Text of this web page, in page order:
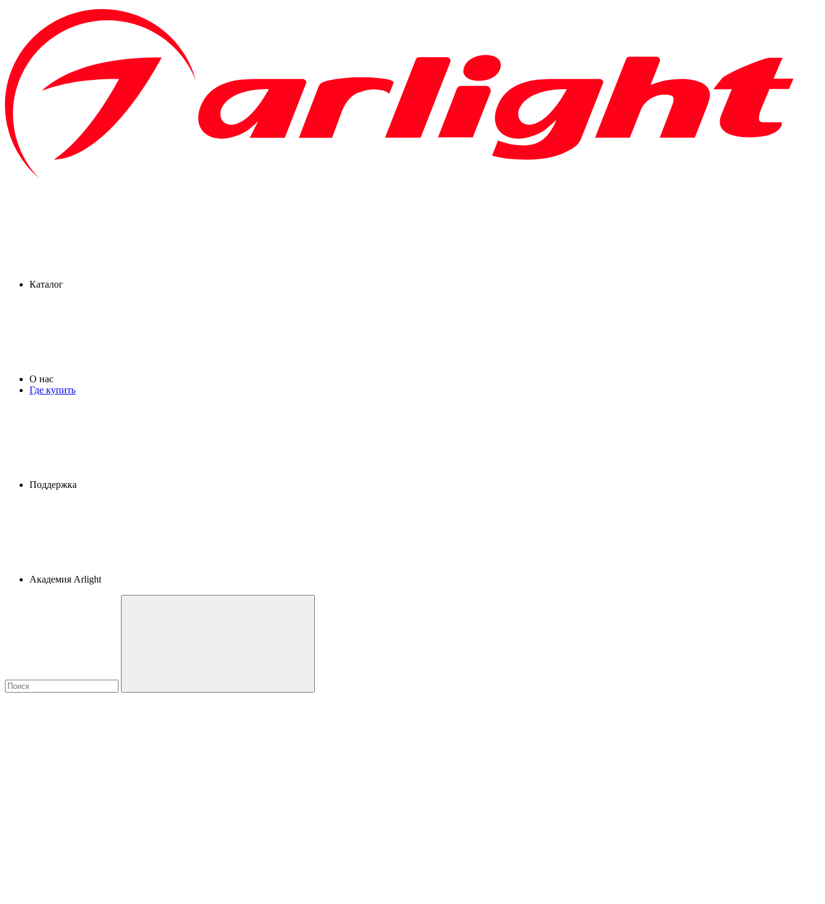
Каталог
О нас
Где купить
Поддержка
Академия Arlight